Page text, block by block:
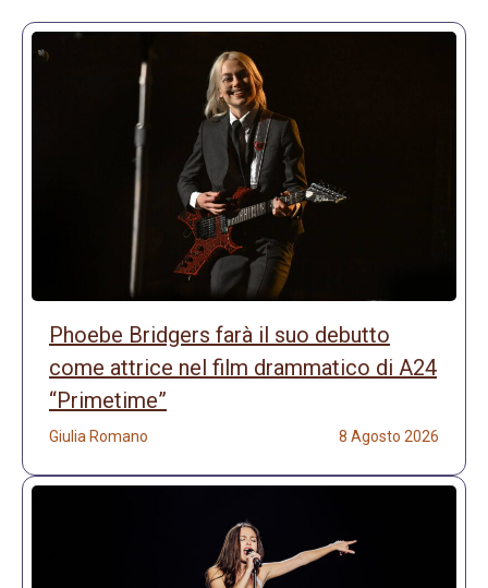
Phoebe Bridgers farà il suo debutto
come attrice nel film drammatico di A24
“Primetime”
Giulia Romano 8 Agosto 2026